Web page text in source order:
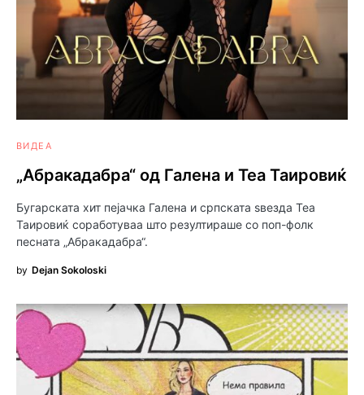
ВИДЕА
„Абракадабра“ од Галена и Теа Таировиќ
Бугарската хит пејачка Галена и српската ѕвезда Теа
Таировиќ соработуваа што резултираше со поп-фолк
песната „Абракадабра“.
by Dejan Sokoloski